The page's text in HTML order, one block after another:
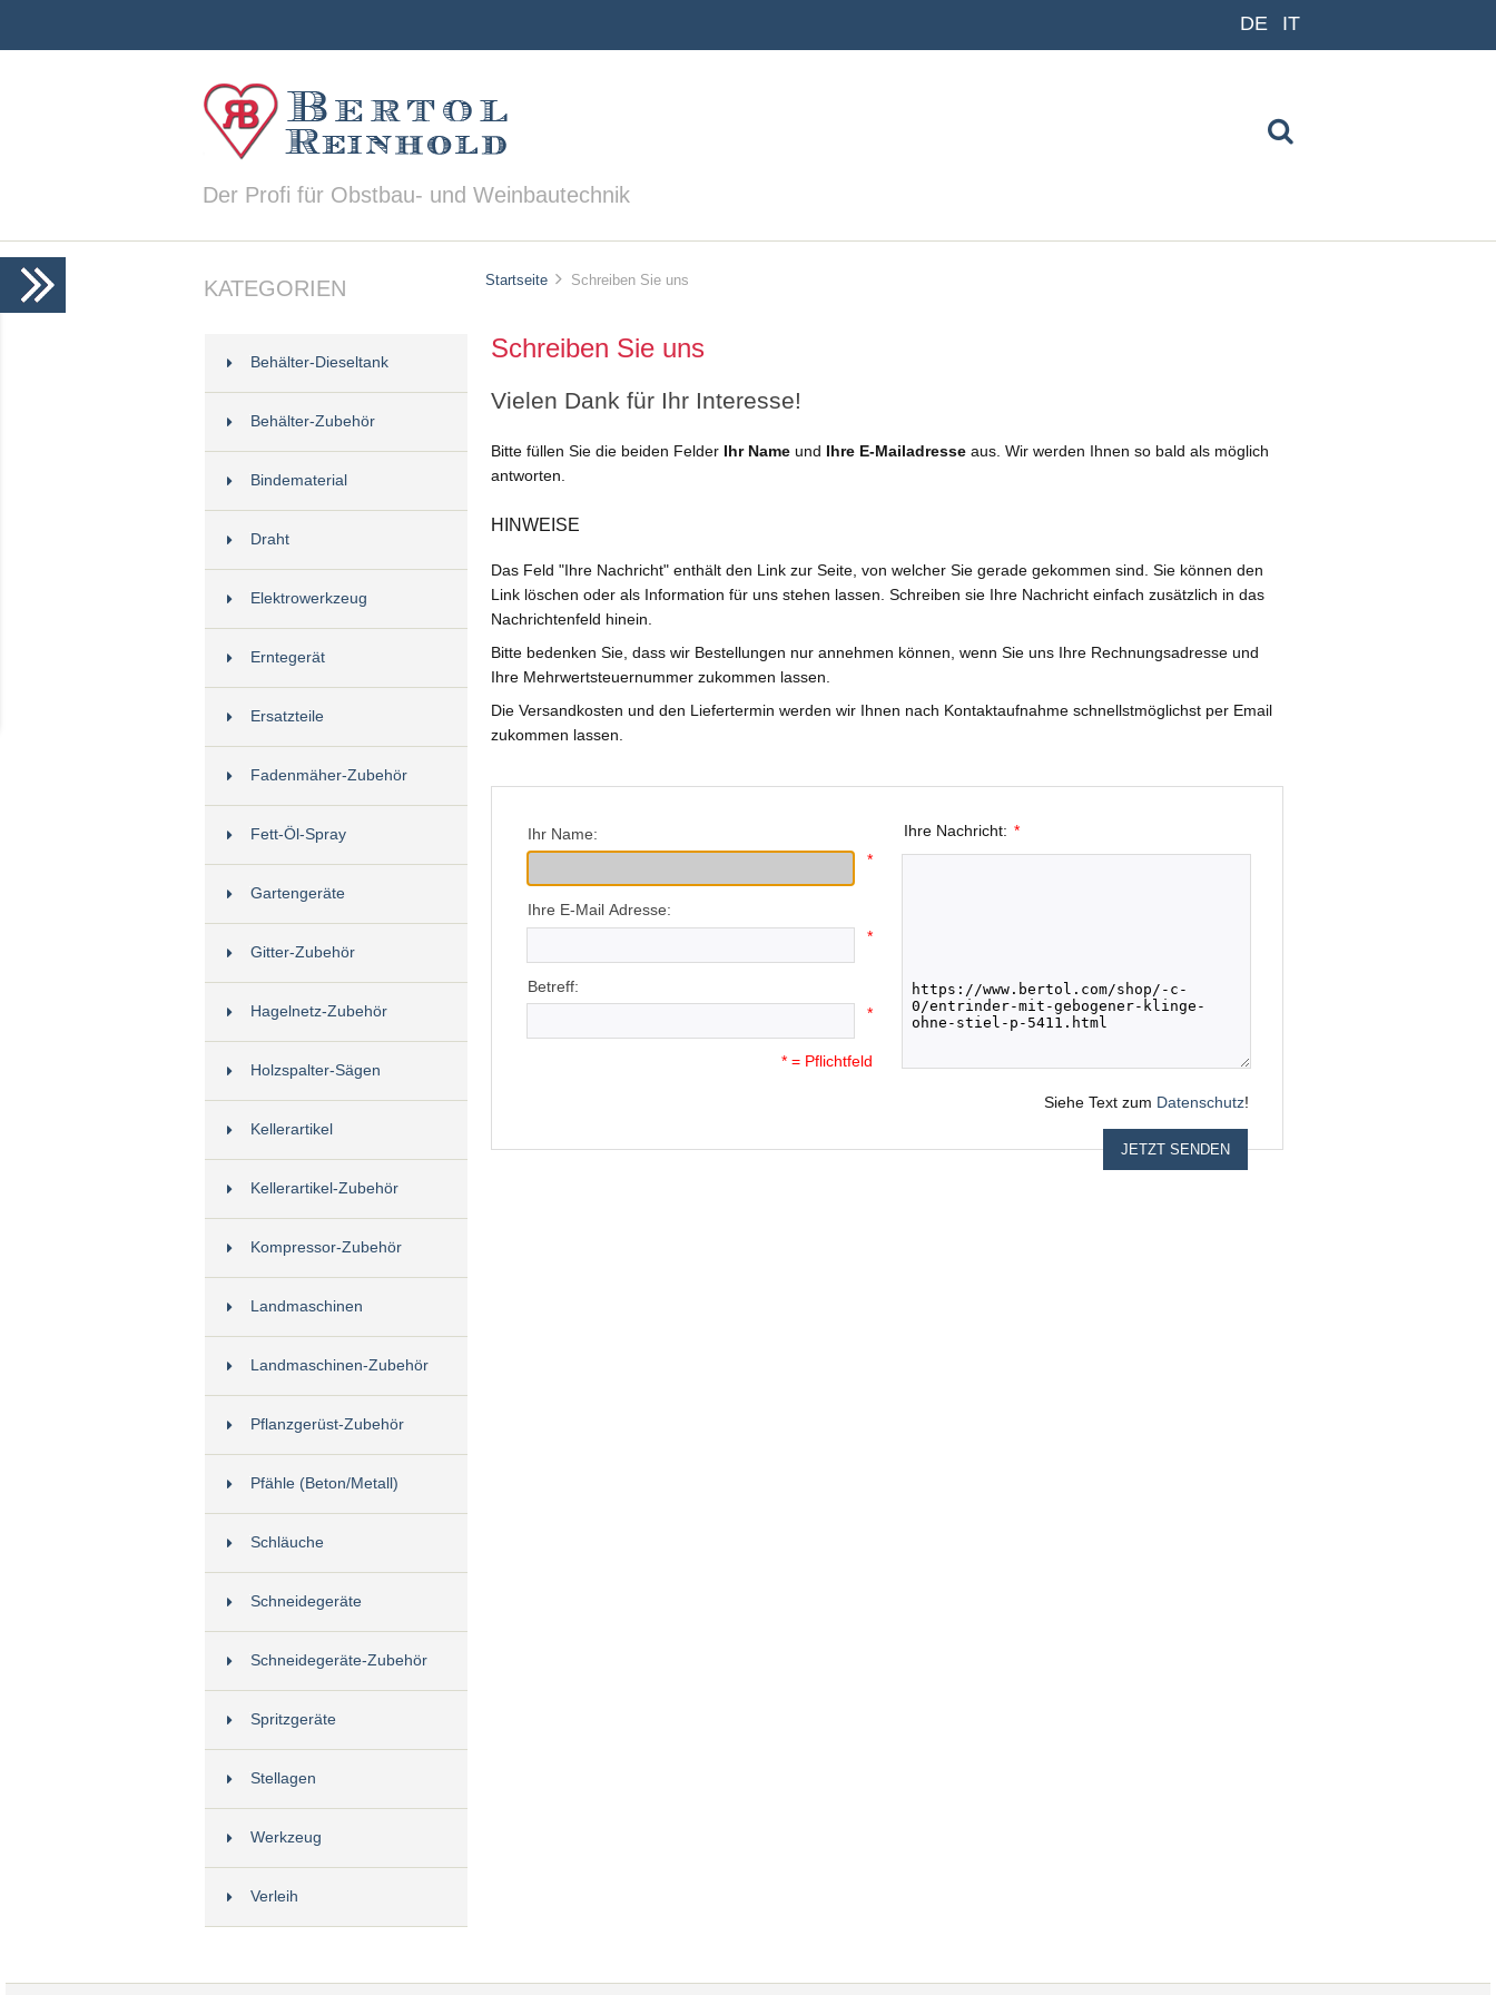
DE IT
Der Profi für Obstbau- und Weinbautechnik
KATEGORIEN
Behälter-Dieseltank
Behälter-Zubehör
Bindematerial
Draht
Elektrowerkzeug
Erntegerät
Ersatzteile
Fadenmäher-Zubehör
Fett-Öl-Spray
Gartengeräte
Gitter-Zubehör
Hagelnetz-Zubehör
Holzspalter-Sägen
Kellerartikel
Kellerartikel-Zubehör
Kompressor-Zubehör
Landmaschinen
Landmaschinen-Zubehör
Pflanzgerüst-Zubehör
Pfähle (Beton/Metall)
Schläuche
Schneidegeräte
Schneidegeräte-Zubehör
Spritzgeräte
Stellagen
Werkzeug
Verleih
Startseite Schreiben Sie uns
Schreiben Sie uns
Vielen Dank für Ihr Interesse!
Bitte füllen Sie die beiden Felder Ihr Nameund Ihre E-Mailadresseaus. Wir werden Ihnen so bald als möglich
antworten.
HINWEISE
Das Feld "Ihre Nachricht" enthält den Link zur Seite, von welcher Sie gerade gekommen sind. Sie können den
Link löschen oder als Information für uns stehen lassen. Schreiben sie Ihre Nachricht einfach zusätzlich in das
Nachrichtenfeld hinein.
Bitte bedenken Sie, dass wir Bestellungen nur annehmen können, wenn Sie uns Ihre Rechnungsadresse und
Ihre Mehrwertsteuernummer zukommen lassen.
Die Versandkosten und den Liefertermin werden wir Ihnen nach Kontaktaufnahme schnellstmöglichst per Email
zukommen lassen.
Ihr Name:
*
Ihre E-Mail Adresse:
*
Betreff:
*
* = Pflichtfeld
Ihre Nachricht: *
Siehe Text zum Datenschutz!